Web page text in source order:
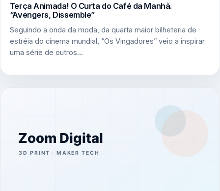
Terça Animada! O Curta do Café da Manhã.
“Avengers, Dissemble”
Seguindo a onda da moda, da quarta maior bilheteria de
estréia do cinema mundial, “Os Vingadores” veio a inspirar
uma série de outros…